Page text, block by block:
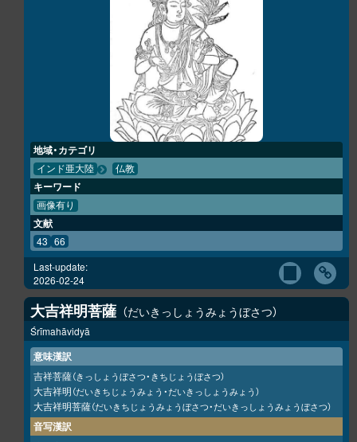
地域・カテゴリ
インド亜大陸 仏教
キーワード
画像有り
文献
43 66
Last-update:
2026-02-24
大吉祥明菩薩 だいきっしょうみょうぼさつ
Śrīmahāvidyā
意味漢訳
吉祥菩薩（きっしょうぼさつ・きちじょうぼさつ）
大吉祥明（だいきちじょうみょう・だいきっしょうみょう）
大吉祥明菩薩（だいきちじょうみょうぼさつ・だいきっしょうみょうぼさつ）
音写漢訳